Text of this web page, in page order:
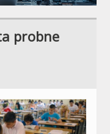
probne